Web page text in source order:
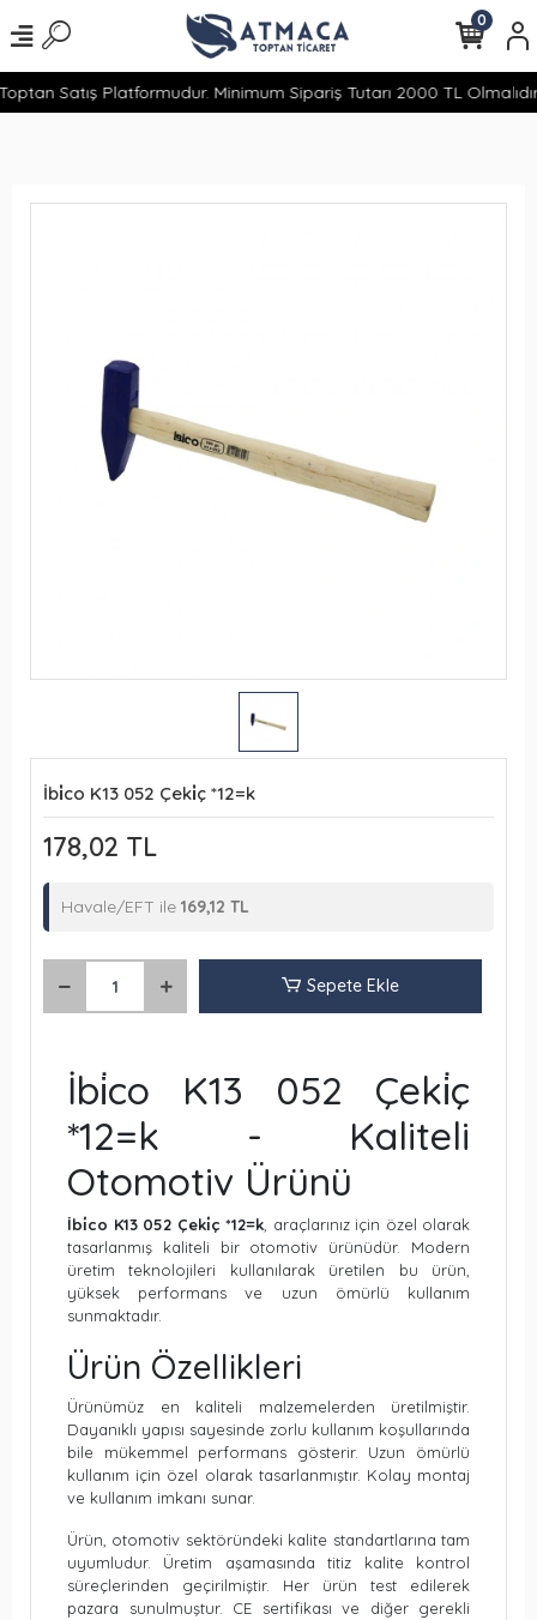
Satış Platformudur. Minimum Sipariş Tutarı 2000 TL
0
İbi̇co K13 052 Çeki̇ç *12=k
178,02 TL
Havale/EFT ile 169,12 TL
Sepete Ekle
İbi̇co K13 052 Çeki̇ç
*12=k - Kaliteli
Otomotiv Ürünü
İbi̇co K13 052 Çeki̇ç *12=k , araçlarınız için özel olarak
tasarlanmış kaliteli bir otomotiv ürünüdür. Modern
üretim teknolojileri kullanılarak üretilen bu ürün,
yüksek performans ve uzun ömürlü kullanım
sunmaktadır.
Ürün Özellikleri
Ürünümüz en kaliteli malzemelerden üretilmiştir.
Dayanıklı yapısı sayesinde zorlu kullanım koşullarında
bile mükemmel performans gösterir. Uzun ömürlü
kullanım için özel olarak tasarlanmıştır. Kolay montaj
ve kullanım imkanı sunar.
Ürün, otomotiv sektöründeki kalite standartlarına tam
uyumludur. Üretim aşamasında titiz kalite kontrol
süreçlerinden geçirilmiştir. Her ürün test edilerek
pazara sunulmuştur. CE sertifikası ve diğer gerekli